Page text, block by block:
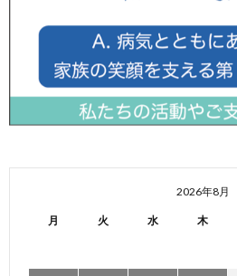
2026年8月
月 火 水 木